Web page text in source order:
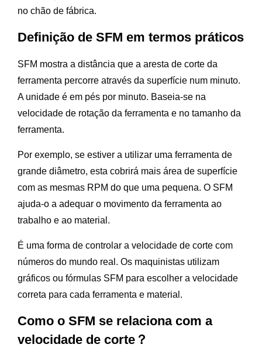
no chão de fábrica.
Definição de SFM em termos práticos
SFM mostra a distância que a aresta de corte da
ferramenta percorre através da superfície num minuto.
A unidade é em pés por minuto. Baseia-se na
velocidade de rotação da ferramenta e no tamanho da
ferramenta.
Por exemplo, se estiver a utilizar uma ferramenta de
grande diâmetro, esta cobrirá mais área de superfície
com as mesmas RPM do que uma pequena. O SFM
ajuda-o a adequar o movimento da ferramenta ao
trabalho e ao material.
É uma forma de controlar a velocidade de corte com
números do mundo real. Os maquinistas utilizam
gráficos ou fórmulas SFM para escolher a velocidade
correta para cada ferramenta e material.
Como o SFM se relaciona com a
velocidade de corte？